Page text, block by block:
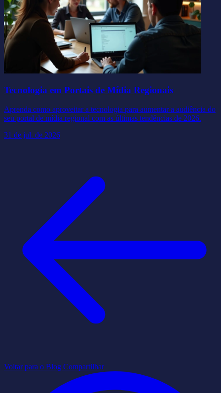
Tecnologia em Portais de Mídia Regionais
Aprenda como aproveitar a tecnologia para aumentar a audiência do
seu portal de mídia regional com as últimas tendências de 2026.
31 de jul. de 2026
Voltar para o Blog Compartilhar